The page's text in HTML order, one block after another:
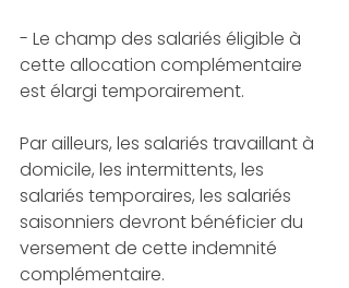
- Le champ des salariés éligible à
cette allocation complémentaire
est élargi temporairement.
Par ailleurs, les salariés travaillant à
domicile, les intermittents, les
salariés temporaires, les salariés
saisonniers devront bénéficier du
versement de cette indemnité
complémentaire.